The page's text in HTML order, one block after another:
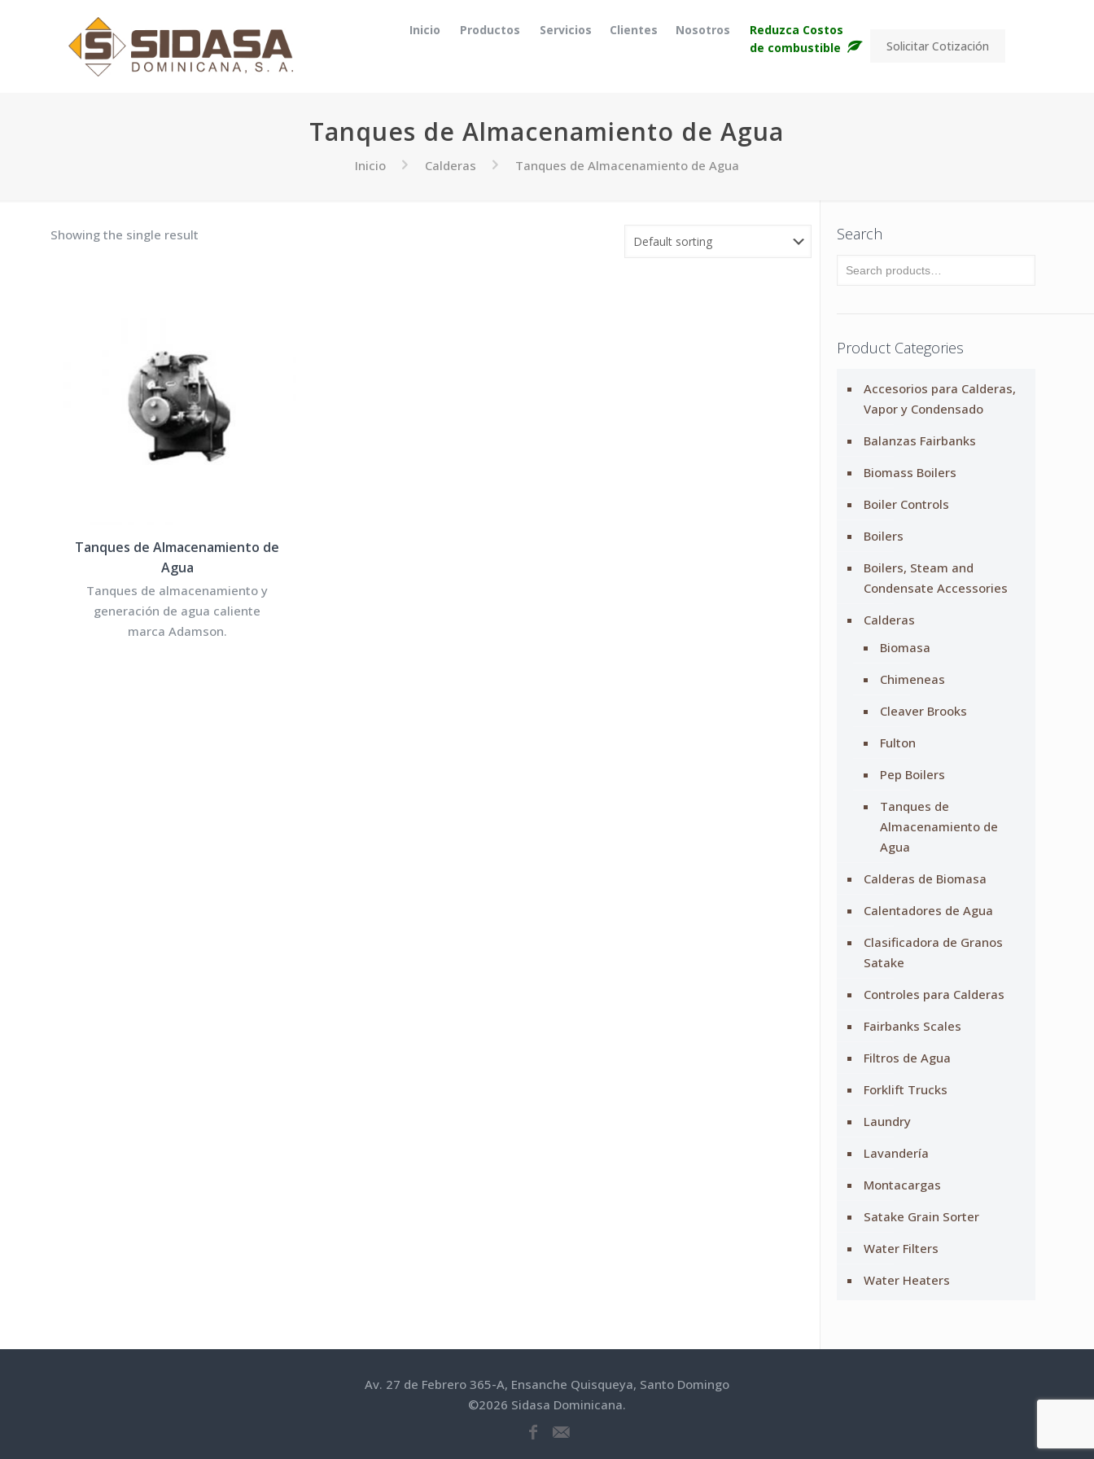
Inicio Productos Servicios Clientes Nosotros
Reduzca Costos
de combustible
Solicitar Cotización
Tanques de Almacenamiento de Agua
Inicio Calderas Tanques de Almacenamiento de Agua
Showing the single result
Tanques de Almacenamiento de
Agua
Tanques de almacenamiento y
generación de agua caliente
marca Adamson.
Search
Product Categories
Accesorios para Calderas,
Vapor y Condensado
Balanzas Fairbanks
Biomass Boilers
Boiler Controls
Boilers
Boilers, Steam and
Condensate Accessories
Calderas
Biomasa
Chimeneas
Cleaver Brooks
Fulton
Pep Boilers
Tanques de
Almacenamiento de
Agua
Calderas de Biomasa
Calentadores de Agua
Clasificadora de Granos
Satake
Controles para Calderas
Fairbanks Scales
Filtros de Agua
Forklift Trucks
Laundry
Lavandería
Montacargas
Satake Grain Sorter
Water Filters
Water Heaters
Av. 27 de Febrero 365-A, Ensanche Quisqueya, Santo Domingo
©2026 Sidasa Dominicana.